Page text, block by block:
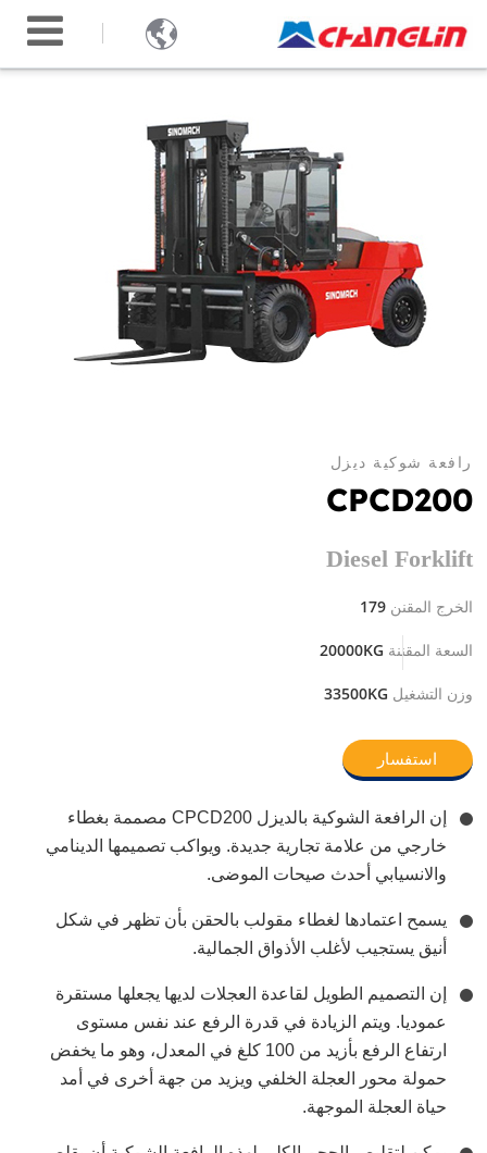

رافعة شوكية ديزل
CPCD200
Diesel Forklift
الخرج المقنن179
السعة المقننة 20000KG
وزن التشغيل 33500KG
استفسار
إن الرافعة الشوكية بالديزل CPCD200 مصممة بغطاء
خارجي من علامة تجارية جديدة. ويواكب تصميمها الدينامي
والانسيابي أحدث صيحات الموضى.
يسمح اعتمادها لغطاء مقولب بالحقن بأن تظهر في شكل
أنيق يستجيب لأغلب الأذواق الجمالية.
إن التصميم الطويل لقاعدة العجلات لديها يجعلها مستقرة
عموديا. ويتم الزيادة في قدرة الرفع عند نفس مستوى
ارتفاع الرفع بأزيد من 100 كلغ في المعدل، وهو ما يخفض
حمولة محور العجلة الخلفي ويزيد من جهة أخرى في أمد
حياة العجلة الموجهة.